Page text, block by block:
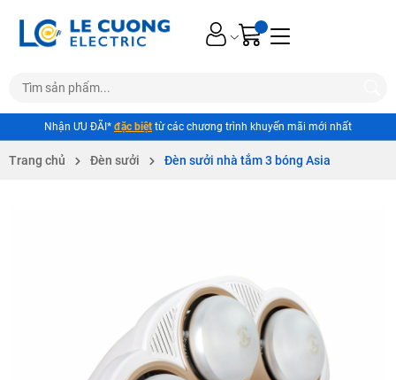
Nhận ƯU ĐÃI* đặc biệt từ các chương trình khuyến mãi mới nhất
Trang chủ Đèn sưởi Đèn sưởi nhà tắm 3 bóng Asia